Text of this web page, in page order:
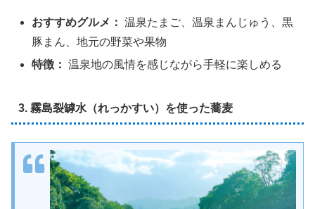
おすすめグルメ： 温泉たまご、温泉まんじゅう、黒
豚まん、地元の野菜や果物
特徴： 温泉地の風情を感じながら手軽に楽しめる
3. 霧島裂罅水（れっかすい）を使った蕎麦